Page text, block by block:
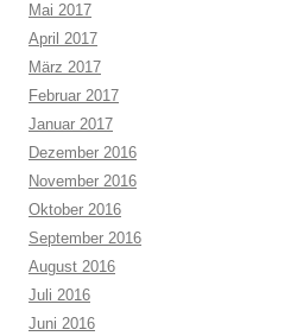
Mai 2017
April 2017
März 2017
Februar 2017
Januar 2017
Dezember 2016
November 2016
Oktober 2016
September 2016
August 2016
Juli 2016
Juni 2016